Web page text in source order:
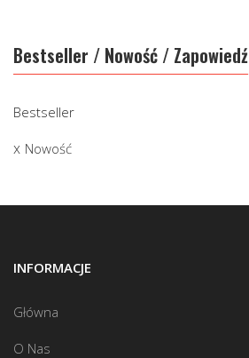
Bestseller / Nowość / Zapowiedź
Bestseller
Nowość
INFORMACJE
Główna
O Nas